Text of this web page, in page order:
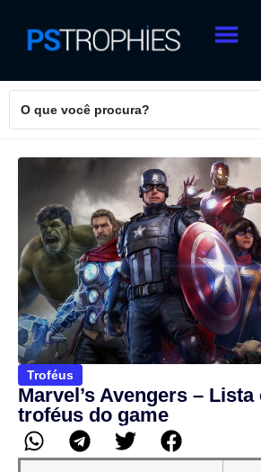
Troféus
Marvel’s Avengers –
troféus do game